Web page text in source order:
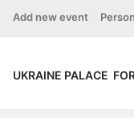
Add new event
UKRAINE PALACE